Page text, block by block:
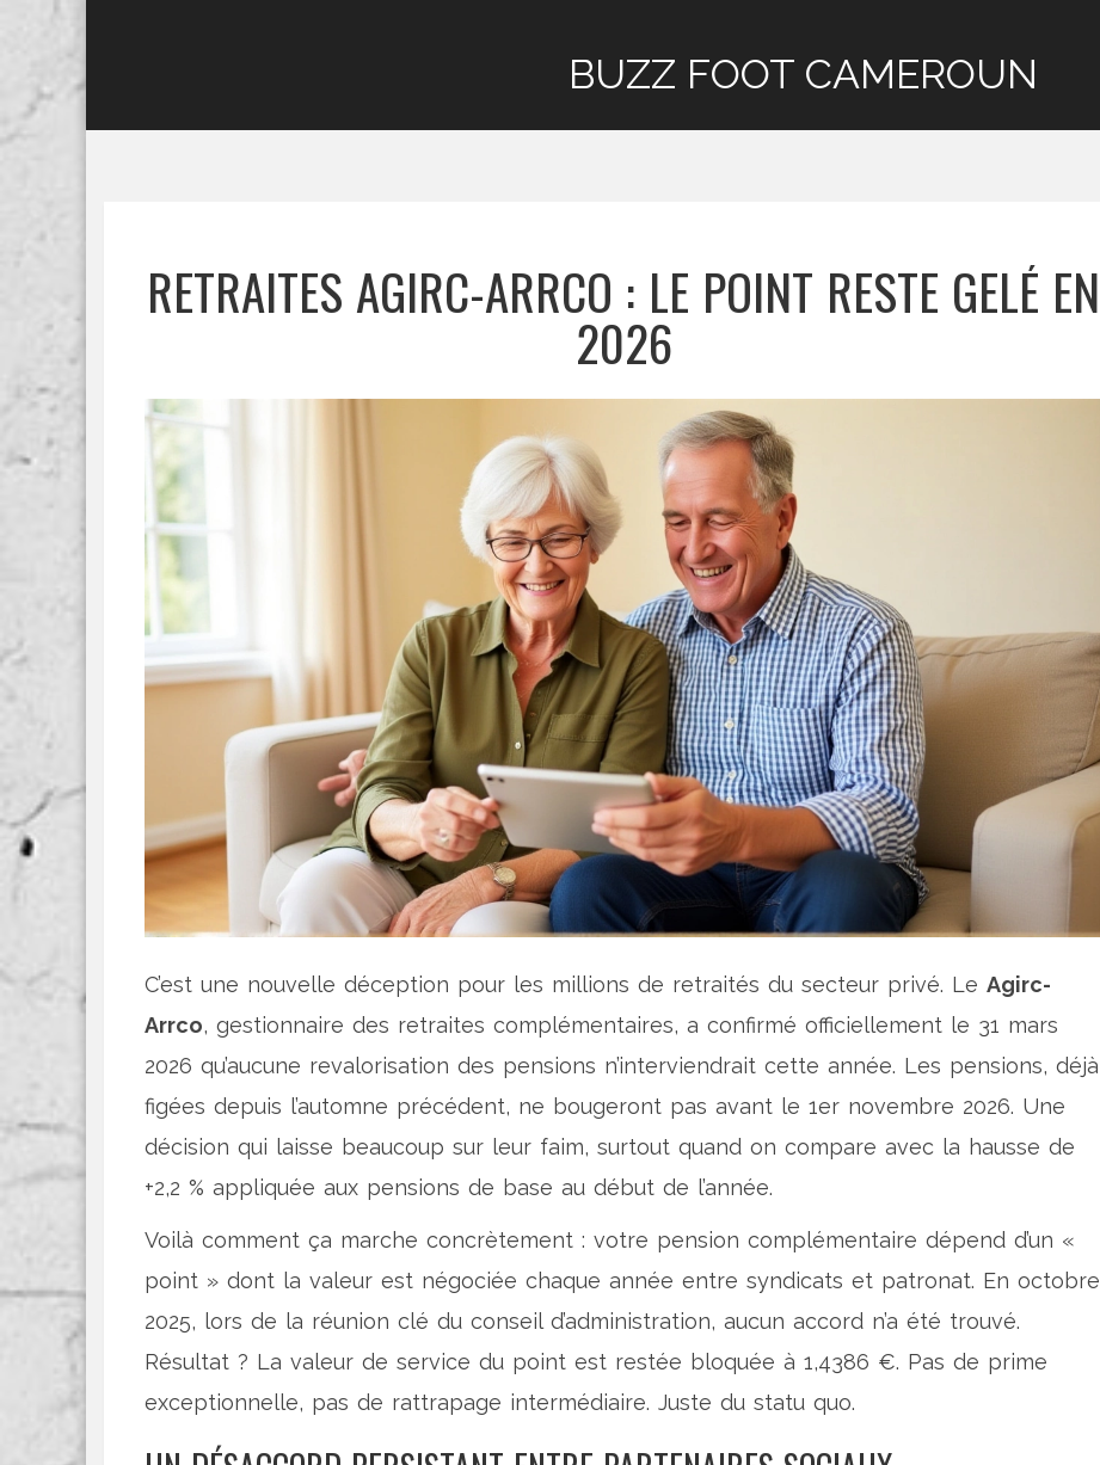
BUZZ FOOT CAMEROUN
RETRAITES AGIRC-ARRCO : LE POINT RESTE GELÉ EN
2026
C’est une nouvelle déception pour les millions de retraités du secteur privé. Le Agirc-
Arrco, gestionnaire des retraites complémentaires, a confirmé officiellement le 31 mars
2026 qu’aucune revalorisation des pensions n’interviendrait cette année. Les pensions, déjà
figées depuis l’automne précédent, ne bougeront pas avant le 1er novembre 2026. Une
décision qui laisse beaucoup sur leur faim, surtout quand on compare avec la hausse de
+2,2 % appliquée aux pensions de base au début de l’année.
Voilà comment ça marche concrètement : votre pension complémentaire dépend d’un «
point » dont la valeur est négociée chaque année entre syndicats et patronat. En octobre
2025, lors de la réunion clé du conseil d’administration, aucun accord n’a été trouvé.
Résultat ? La valeur de service du point est restée bloquée à 1,4386 €. Pas de prime
exceptionnelle, pas de rattrapage intermédiaire. Juste du statu quo.